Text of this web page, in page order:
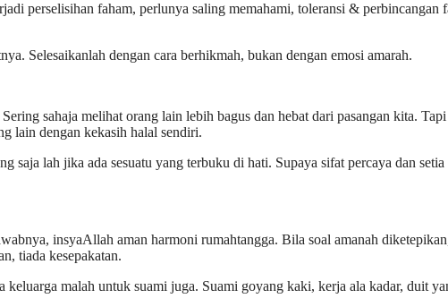
perselisihan faham, perlunya saling memahami, toleransi & perbincangan
Selesaikanlah dengan cara berhikmah, bukan dengan emosi amarah.
sahaja melihat orang lain lebih bagus dan hebat dari pasangan kita.
lain dengan kekasih halal sendiri.
saja lah jika ada sesuatu yang terbuku di hati. Supaya sifat percaya dan setia
insyaAllah aman harmoni rumahtangga. Bila soal amanah
tiada kesepakatan.
malah untuk suami juga. Suami goyang kaki, kerja ala kadar, duit